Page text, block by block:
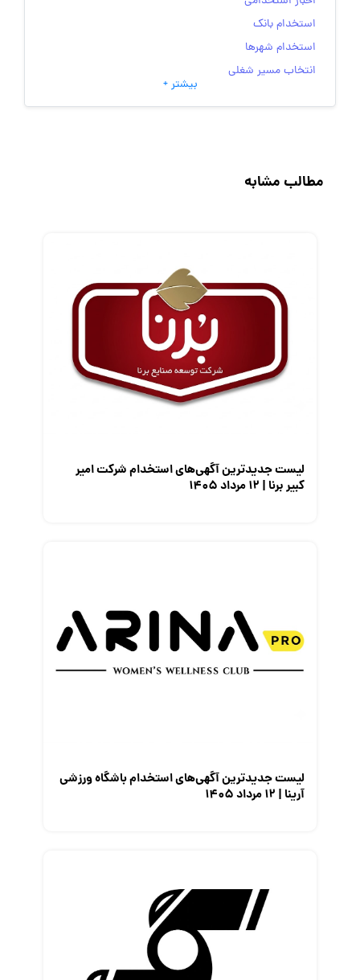
استخدام بانک
استخدام شهرها
انتخاب مسیر شغلی
به‌روزرسانی‌های سایت (کارجویی)
رزومه
گزارش‌های آماری
معرفی متخصصان منابع انسانی
بیشتر +
مطالب مشابه
لیست جدیدترین آگهی‌های استخدام شرکت امیر
کبیر برنا | ۱۲ مرداد ۱۴۰۵
لیست جدیدترین آگهی‌های استخدام باشگاه ورزشی
آرینا | ۱۲ مرداد ۱۴۰۵